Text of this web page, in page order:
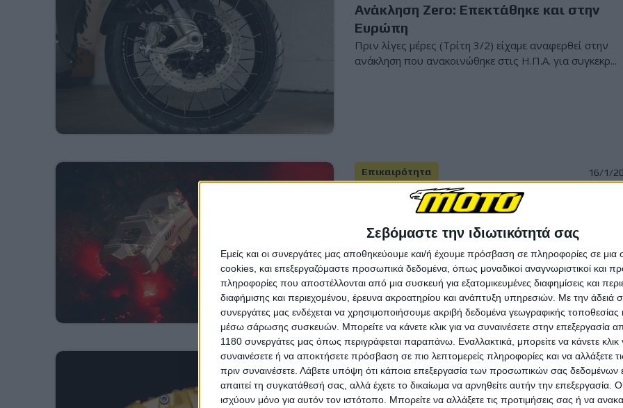
Σεβόμαστε την ιδιωτικότητά σας
Εμείς και οι συνεργάτες μας αποθηκεύουμε και/ή έχουμε πρόσβαση σε πληροφορίες σε
cookies, και επεξεργαζόμαστε προσωπικά δεδομένα, όπως μοναδικοί αναγνωριστικοί και
πληροφορίες που αποστέλλονται από μια συσκευή για εξατομικευμένες διαφημίσεις και
διαφήμισης και περιεχομένου, έρευνα ακροατηρίου και ανάπτυξη υπηρεσιών. Με την άδειά
συνεργάτες μας ενδέχεται να χρησιμοποιήσουμε ακριβή δεδομένα γεωγραφικής τοποθεσίας
μέσω σάρωσης συσκευών. Μπορείτε να κάνετε κλικ για να συναινέσετε στην επεξεργασία
1180 συνεργάτες μας όπως περιγράφεται παραπάνω. Εναλλακτικά, μπορείτε να κάνετε κλικ
συναινέσετε ή να αποκτήσετε πρόσβαση σε πιο λεπτομερείς πληροφορίες και να αλλάξετε
πριν συναινέσετε. Λάβετε υπόψη ότι κάποια επεξεργασία των προσωπικών σας δεδομένων
απαιτεί τη συγκατάθεσή σας, αλλά έχετε το δικαίωμα να αρνηθείτε αυτήν την επεξεργασία.
ισχύουν μόνο για αυτόν τον ιστότοπο. Μπορείτε να αλλάξετε τις προτιμήσεις σας ή να
Ανάκληση Zero: Επεκτάθηκε και στην
Ευρώπη
Πριν λίγες μέρες (Τρίτη 3/2) είχαμε αναφερθεί στην
ανάκληση που ανακοινώθηκε στις Η.Π.Α. για συγκεκρ...
Επικαιρότητα 16/1/
Η WP θα βγάλει και φρένα! Απάντηση
στην Brembo που εξαγόρασε Ohlins!
Η θυγατρική του Bajaj Mobility Group, WP Suspension
μέχρι σήμερα ήταν γνωστή για τις κορυφαίες της α...
Επικαιρότητα 29/12/
Τα φρένα των 1.000 Παγκόσμιων